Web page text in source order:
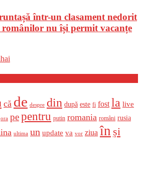
într-un clasament nedorit
nu își permit vacanțe
că de despre din după este fi fost la live
ora pepentru putin romania români rusia
ultima un update va vor ziua în și